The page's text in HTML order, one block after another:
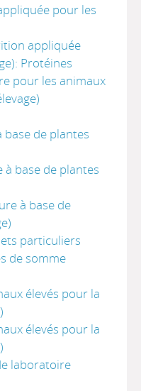
pour les
appliquée
Protéines
pour les animaux
de plantes
base de plantes
à base de
particuliers
de somme
élevés pour la
élevés pour la
laboratoire